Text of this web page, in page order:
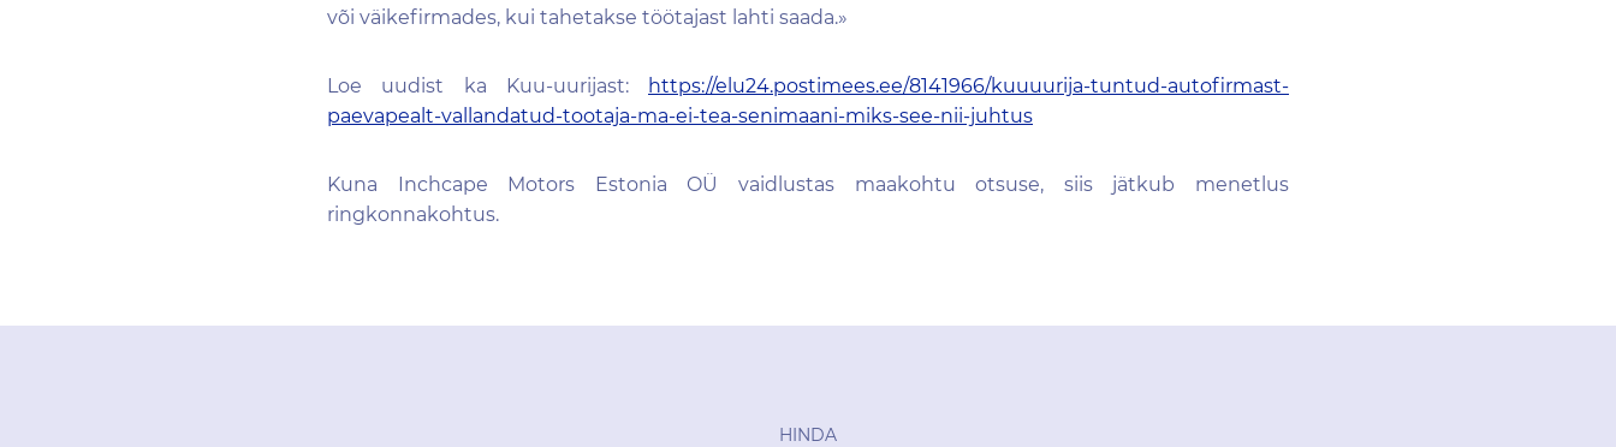
või väikefirmades, kui tahetakse töötajast lahti saada.»
Loe uudist ka Kuu-uurijast:
https://elu24.postimees.ee/8141966/kuuuurija-tuntud-autofirmast-
paevapealt-vallandatud-tootaja-ma-ei-tea-senimaani-miks-see-nii-juhtus
Kuna Inchcape Motors Estonia OÜ vaidlustas maakohtu otsuse, siis jätkub menetlus
ringkonnakohtus.
HINDA